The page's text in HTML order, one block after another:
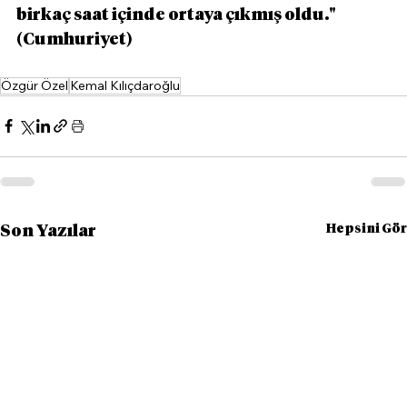
birkaç saat içinde ortaya çıkmış oldu."
(Cumhuriyet)
Özgür Özel Kemal Kılıçdaroğlu
Son Yazılar Hepsini Gör